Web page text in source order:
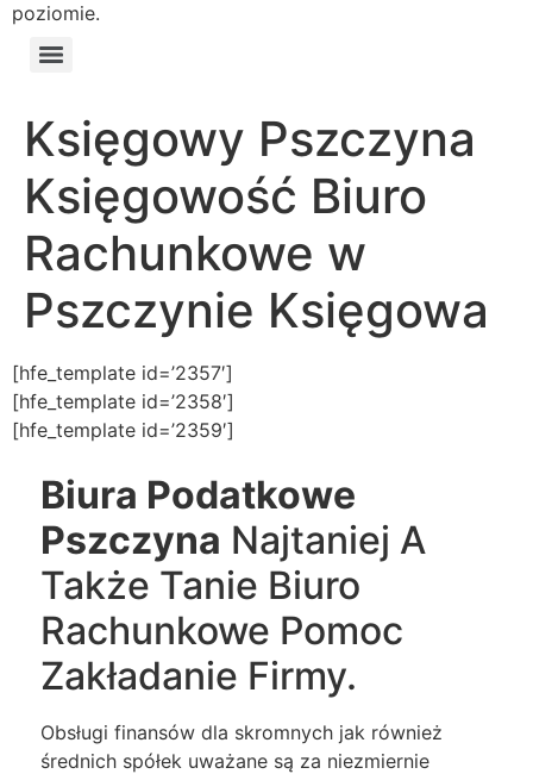
poziomie.
Księgowy Pszczyna
Księgowość Biuro
Rachunkowe w
Pszczynie Księgowa
[hfe_template id=’2357′]
[hfe_template id=’2358′]
[hfe_template id=’2359′]
Biura Podatkowe
Pszczyna Najtaniej A
Także Tanie Biuro
Rachunkowe Pomoc
Zakładanie Firmy.
Obsługi finansów dla skromnych jak również
średnich spółek uważane są za niezmiernie